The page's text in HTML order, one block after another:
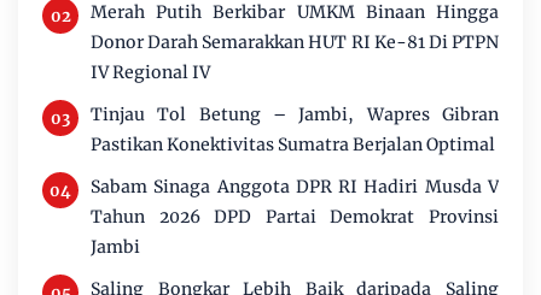
Merah Putih Berkibar UMKM Binaan Hingga
Donor Darah Semarakkan HUT RI Ke-81 Di PTPN
IV Regional IV
Tinjau Tol Betung – Jambi, Wapres Gibran
Pastikan Konektivitas Sumatra Berjalan Optimal
Sabam Sinaga Anggota DPR RI Hadiri Musda V
Tahun 2026 DPD Partai Demokrat Provinsi
Jambi
Saling Bongkar Lebih Baik daripada Saling